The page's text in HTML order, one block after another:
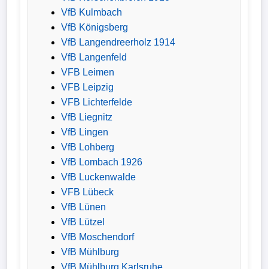
VfB Kulmbach
VfB Königsberg
VfB Langendreerholz 1914
VfB Langenfeld
VFB Leimen
VFB Leipzig
VFB Lichterfelde
VfB Liegnitz
VfB Lingen
VfB Lohberg
VfB Lombach 1926
VfB Luckenwalde
VFB Lübeck
VfB Lünen
VfB Lützel
VfB Moschendorf
VfB Mühlburg
VfB Mühlburg Karlsruhe